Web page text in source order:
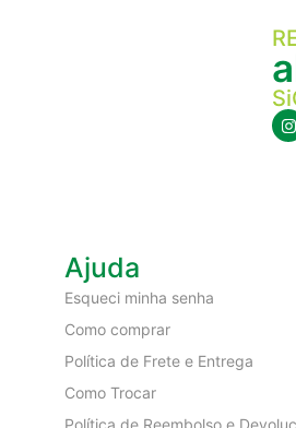
Ajuda
Esqueci minha senha
Como comprar
Política de Frete e Entrega
Como Trocar